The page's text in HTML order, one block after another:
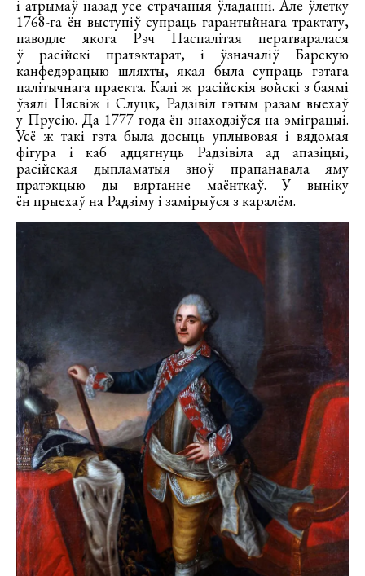
і атрымаў назад усе страчаныя ўладанні. Але ўлетку
1768-га ён выступіў супраць гарантыйнага трактату,
паводле якога Рэч Паспалітая ператваралася
ў расійскі пратэктарат, і ўзначаліў Барскую
канфедэрацыю шляхты, якая была супраць гэтага
палітычнага праекта. Калі ж расійскія войскі з баямі
ўзялі Нясвіж і Слуцк, Радзівіл гэтым разам выехаў
у Прусію. Да 1777 года ён знаходзіўся на эміграцыі.
Усё ж такі гэта была досыць уплывовая і вядомая
фігура і каб адцягнуць Радзівіла ад апазіцыі,
расійская дыпламатыя зноў прапанавала яму
пратэкцыю ды вяртанне маёнткаў. У выніку
ён прыехаў на Радзіму і замірыўся з каралём.